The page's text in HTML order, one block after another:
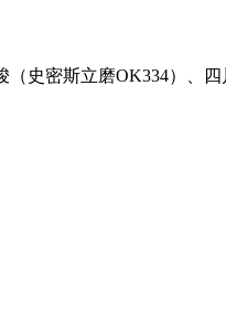
史密斯立磨OK334）、